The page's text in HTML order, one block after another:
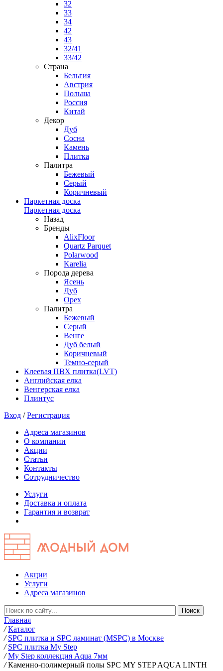
32
33
34
42
43
32/41
33/42
Страна
Бельгия
Австрия
Польша
Россия
Китай
Декор
Дуб
Сосна
Камень
Плитка
Палитра
Бежевый
Серый
Коричневый
Паркетная доска
Паркетная доска
Назад
Бренды
AlixFloor
Quartz Parquet
Polarwood
Karelia
Порода дерева
Ясень
Дуб
Орех
Палитра
Бежевый
Серый
Венге
Дуб белый
Коричневый
Темно-серый
Клеевая ПВХ плитка(LVT)
Английская елка
Венгерская елка
Плинтус
Вход /Регистрация
Адреса магазинов
О компании
Акции
Статьи
Контакты
Сотрудничество
Услуги
Доставка и оплата
Гарантия и возврат
Акции
Услуги
Адреса магазинов
Главная
/ Каталог
/ SPC плитка и SPC ламинат (MSPC) в Москве
/ SPC плитка My Step
/ My Step коллекция Aqua 7мм
/ Каменно-полимерный полы SPC MY STEP AQUA LINTH